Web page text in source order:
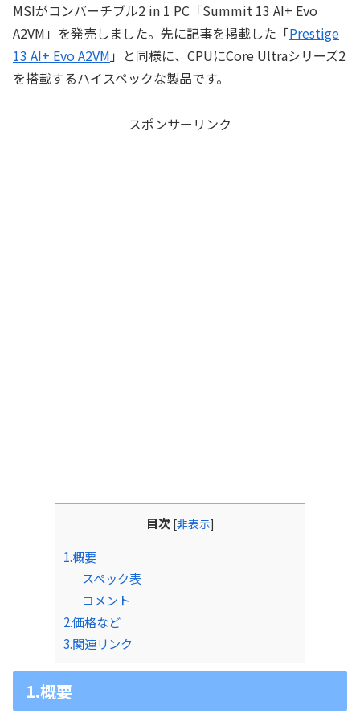
MSIがコンバーチブル2 in 1 PC「Summit 13 AI+ Evo
A2VM」を発売しました。先に記事を掲載した「Prestige
13 AI+ Evo A2VM 」と同様に、CPUにCore Ultraシリーズ2
を搭載するハイスペックな製品です。
スポンサーリンク
目次 [非表示]
1.概要
スペック表
コメント
2.価格など
3.関連リンク
1.概要